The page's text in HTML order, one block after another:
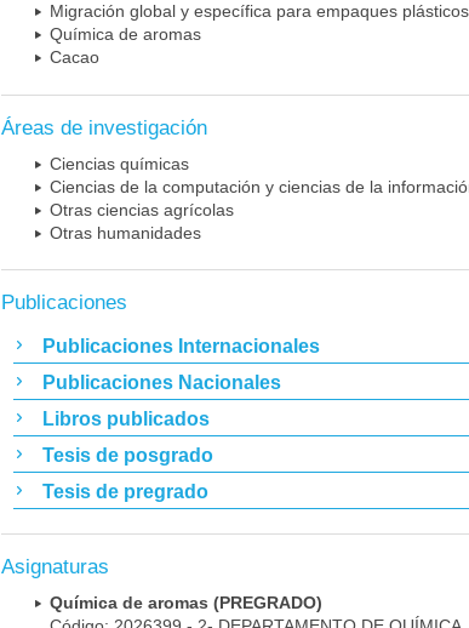
Migración global y específica para empaques
Química de aromas
Cacao
Áreas de investigación
Ciencias químicas
Ciencias de la computación y ciencias de la
Otras ciencias agrícolas
Otras humanidades
Publicaciones
Publicaciones Internacionales
Publicaciones Nacionales
Libros publicados
Tesis de posgrado
Tesis de pregrado
Asignaturas
Química de aromas (PREGRADO)